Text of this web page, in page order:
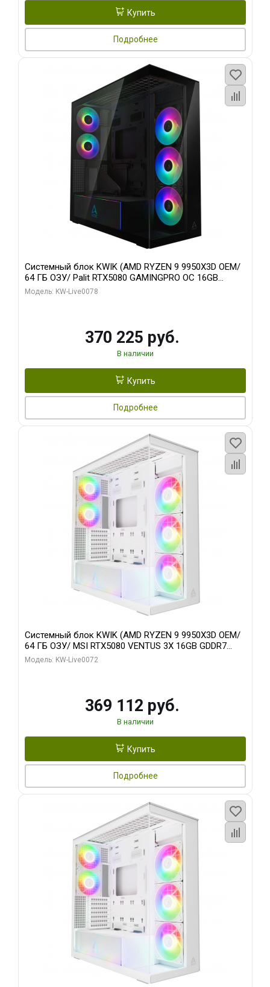
Купить
Подробнее
Системный блок KWIK (AMD RYZEN 9 9950X3D OEM/
64 ГБ ОЗУ/ Palit RTX5080 GAMINGPRO OC 16GB
GDDR7 256bit 3xDP HD/ 1 ТБ SSD)
Модель: KW-Live0078
370 225 руб.
В наличии
Купить
Подробнее
Системный блок KWIK (AMD RYZEN 9 9950X3D OEM/
64 ГБ ОЗУ/ MSI RTX5080 VENTUS 3X 16GB GDDR7
256bit 3xDP HDMI 3F/ 960 ГБ SSD)
Модель: KW-Live0072
369 112 руб.
В наличии
Купить
Подробнее